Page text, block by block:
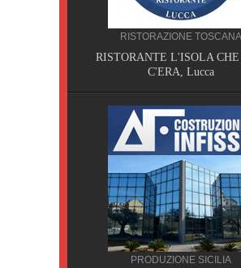
RISTORAZIONE TOSCANA
RISTORANTE L'ISOLA CHE
C'ERA, Lucca
PRODUZIONE SICILIA